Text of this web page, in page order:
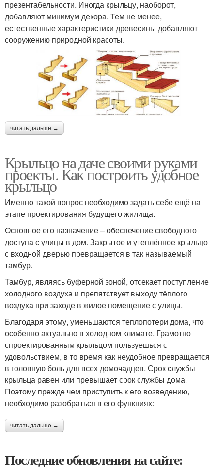
презентабельности. Иногда крыльцу, наоборот,
добавляют минимум декора. Тем не менее,
естественные характеристики древесины добавляют
сооружению природной красоты.
читать дальше →
Крыльцо на даче своими руками
проекты. Как построить удобное
крыльцо
Именно такой вопрос необходимо задать себе ещё на
этапе проектирования будущего жилища.
Основное его назначение – обеспечение свободного
доступа с улицы в дом. Закрытое и утеплённое крыльцо
с входной дверью превращается в так называемый
тамбур.
Тамбур, являясь буферной зоной, отсекает поступление
холодного воздуха и препятствует выходу тёплого
воздуха при заходе в жилое помещение с улицы.
Благодаря этому, уменьшаются теплопотери дома, что
особенно актуально в холодном климате. Грамотно
спроектированным крыльцом пользуешься с
удовольствием, в то время как неудобное превращается
в головную боль для всех домочадцев. Срок службы
крыльца равен или превышает срок службы дома.
Поэтому прежде чем приступить к его возведению,
необходимо разобраться в его функциях:
читать дальше →
Последние обновления на сайте: